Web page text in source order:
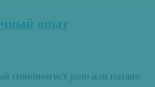
опыт
спиннингист рано или поздно